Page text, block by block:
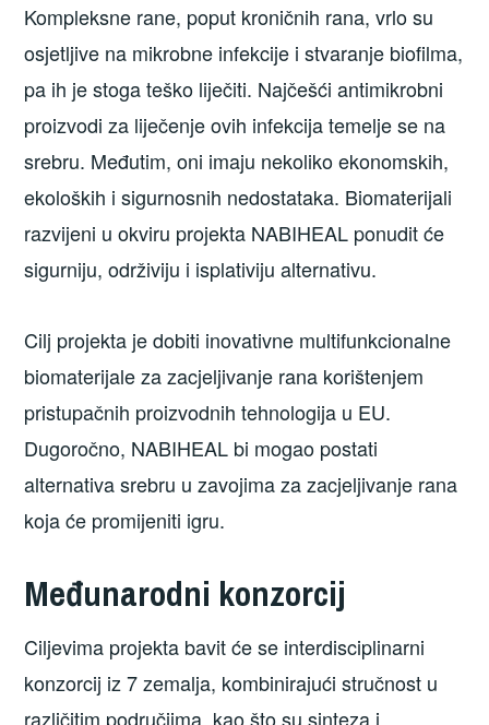
Kompleksne rane, poput kroničnih rana, vrlo su
osjetljive na mikrobne infekcije i stvaranje biofilma,
pa ih je stoga teško liječiti. Najčešći antimikrobni
proizvodi za liječenje ovih infekcija temelje se na
srebru. Međutim, oni imaju nekoliko ekonomskih,
ekoloških i sigurnosnih nedostataka. Biomaterijali
razvijeni u okviru projekta NABIHEAL ponudit će
sigurniju, održiviju i isplativiju alternativu.
Cilj projekta je dobiti inovativne multifunkcionalne
biomaterijale za zacjeljivanje rana korištenjem
pristupačnih proizvodnih tehnologija u EU.
Dugoročno, NABIHEAL bi mogao postati
alternativa srebru u zavojima za zacjeljivanje rana
koja će promijeniti igru.
Međunarodni konzorcij
Ciljevima projekta bavit će se interdisciplinarni
konzorcij iz 7 zemalja, kombinirajući stručnost u
različitim područjima, kao što su sinteza i